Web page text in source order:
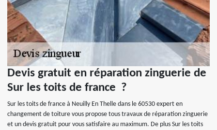
Devis gratuit en réparation zinguerie de
Sur les toits de france ?
Sur les toits de france à Neuilly En Thelle dans le 60530 expert en
changement de toiture vous propose tous travaux de réparation zinguerie
et un devis gratuit pour vous satisfaire au maximum. De plus Sur les toits